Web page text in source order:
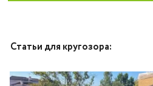
Статьи для кругозора: